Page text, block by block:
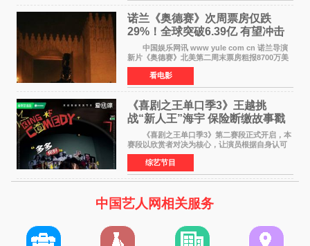
诺兰《奥德赛》次周票房仅跌
29%！全球突破6.39亿 有望冲击
13亿成诺兰最卖座电影
中国娱乐网讯 www yule com cn 诺兰导演
新片《奥德赛》北美第二周末票房粗报8700万美
元（周五至周日：2600万&rarr;3460万
&rarr;2640万），较首周1 24亿美元仅下跌29
6%，走势极为强劲，远超
看电影
《喜剧之王单口季3》王越挑
战“新人王”海宇 保险断缴故事戳
中生活痛点
《喜剧之王单口季3》第二赛段正式开启，本
赛段以欣赏者对决为核心，让演员根据自身认可
选择对手，在作品碰撞中完成一次喜剧创作者之
间的交流。这里有实力相当的正面对抗，也有老
朋友、老对手之
综艺节目
中国艺人网相关服务